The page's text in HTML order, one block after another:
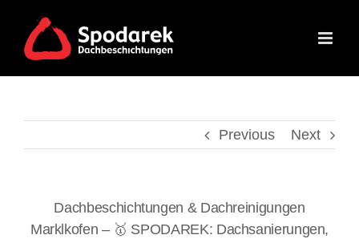
content
Previous Next
Dachbeschichtungen & Dachreinigungen
Marklkofen – 🥇 SPODAREK: Dachsanierungen,